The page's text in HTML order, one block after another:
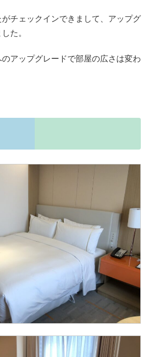
チェックインできまして、アップグ
た。
アップグレードで部屋の広さは変わ